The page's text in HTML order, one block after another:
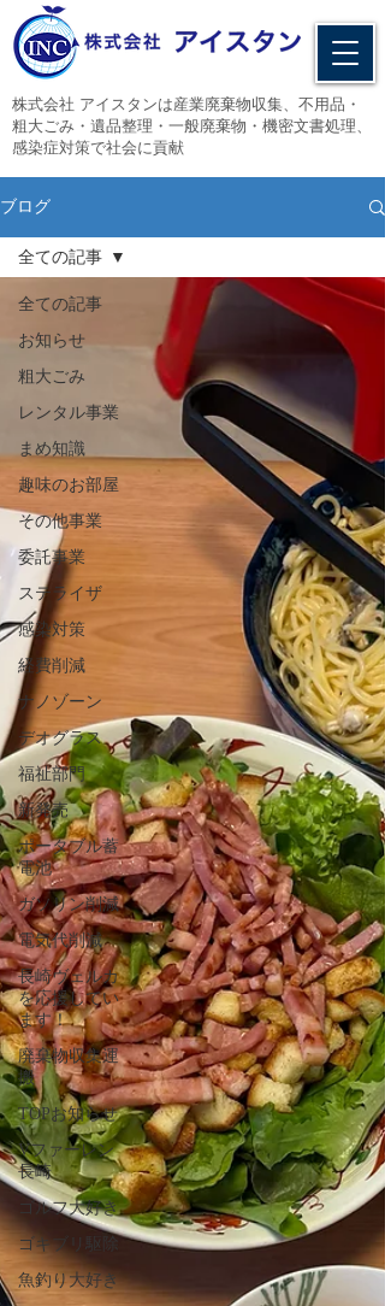
​株式会社 アイスタンは産業廃棄物収集、不用品・
粗大ごみ・遺品整理・一般廃棄物・機密文書処理、
感染症対策で社会に貢献
ブログ
全ての記事
お知らせ
粗大ごみ
レンタル事業
まめ知識
趣味のお部屋
その他事業
委託事業
ステライザ
感染対策
経費削減
ナノゾーン
デオグラス
福祉部門
新発売
ポータブル蓄
電池
ガソリン削減
電気代削減
長崎ヴェルカ
を応援してい
ます！
廃棄物収集運
搬
TOPお知らせ
Vファーレン
長崎
ゴルフ大好き
ゴキブリ駆除
魚釣り大好き
全ての記事